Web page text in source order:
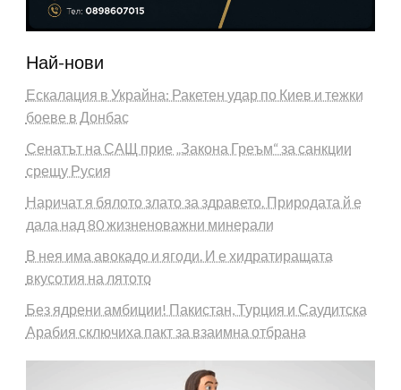
Най-нови
Ескалация в Украйна: Ракетен удар по Киев и тежки
боеве в Донбас
Сенатът на САЩ прие „Закона Греъм“ за санкции
срещу Русия
Наричат я бялото злато за здравето. Природата й е
дала над 80 жизненоважни минерали
В нея има авокадо и ягоди. И е хидратиращата
вкусотия на лятото
Без ядрени амбиции! Пакистан, Турция и Саудитска
Арабия сключиха пакт за взаимна отбрана